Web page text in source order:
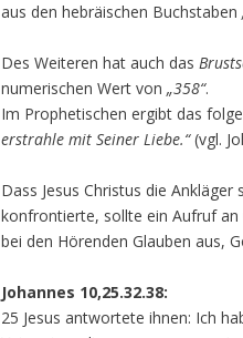
aus den hebräischen Buchstaben
Des Weiteren hat auch das
numerischen Wert von „358“.
Im Prophetischen ergibt das
erstrahle mit Seiner Liebe.“(vgl.
Dass Jesus Christus die
konfrontierte, sollte ein Aufruf
bei den Hörenden Glauben aus,
Johannes 10,25.32.38:
25 Jesus antwortete ihnen: Ich